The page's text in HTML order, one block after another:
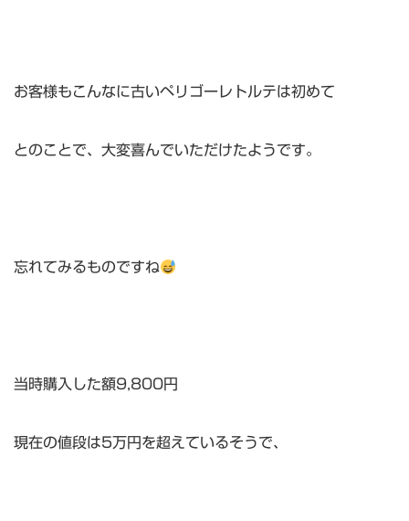
お客様もこんなに古いペリゴーレトルテは初めて
とのことで、大変喜んでいただけたようです。
忘れてみるものですね
当時購入した額9,800円
現在の値段は5万円を超えているそうで、